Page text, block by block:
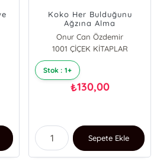
Koko Her Bulduğunu
Ağzına Alma
Onur Can Özdemir
1001 ÇİÇEK KİTAPLAR
Stok : 1+
₺130,00
Sepete Ekle